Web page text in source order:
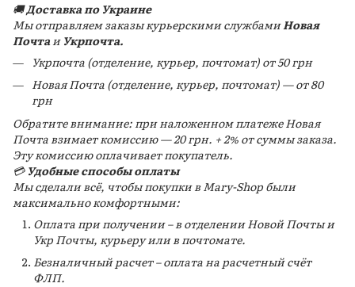
🚚Доставка по Украине
Мы отправляем заказы курьерскими службамиНовая
Почтаи Укрпочта.
Укрпочта (отделение, курьер, почтомат) от 50 грн
Новая Почта (отделение, курьер, почтомат) — от 80
грн
Обратите внимание: при наложенном платеже Новая
Почта взимает комиссию — 20 грн. + 2% от суммы заказа.
Эту комиссию оплачивает покупатель.
💳 Удобные способы оплаты
Мы сделали всё, чтобы покупки в Mary-Shop были
максимально комфортными:
Оплата при получении – в отделении Новой Почты и
Укр Почты, курьеру или в почтомате.
Безналичный расчет – оплата на расчетный счёт
ФЛП.